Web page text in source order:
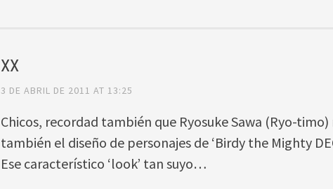
XX
3 DE ABRIL DE 2011 AT 13:25
Chicos, recordad también que Ryosuke Sawa (Ryo-timo)
también el diseño de personajes de ‘Birdy the Mighty
Ese característico ‘look’ tan suyo…